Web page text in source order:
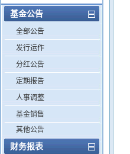
基金公告
全部公告
发行运作
分红公告
定期报告
人事调整
基金销售
其他公告
财务报表